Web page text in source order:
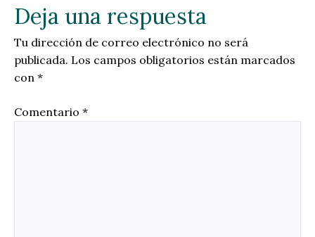
Deja una respuesta
Tu dirección de correo electrónico no será
publicada. Los campos obligatorios están marcados
con *
Comentario *